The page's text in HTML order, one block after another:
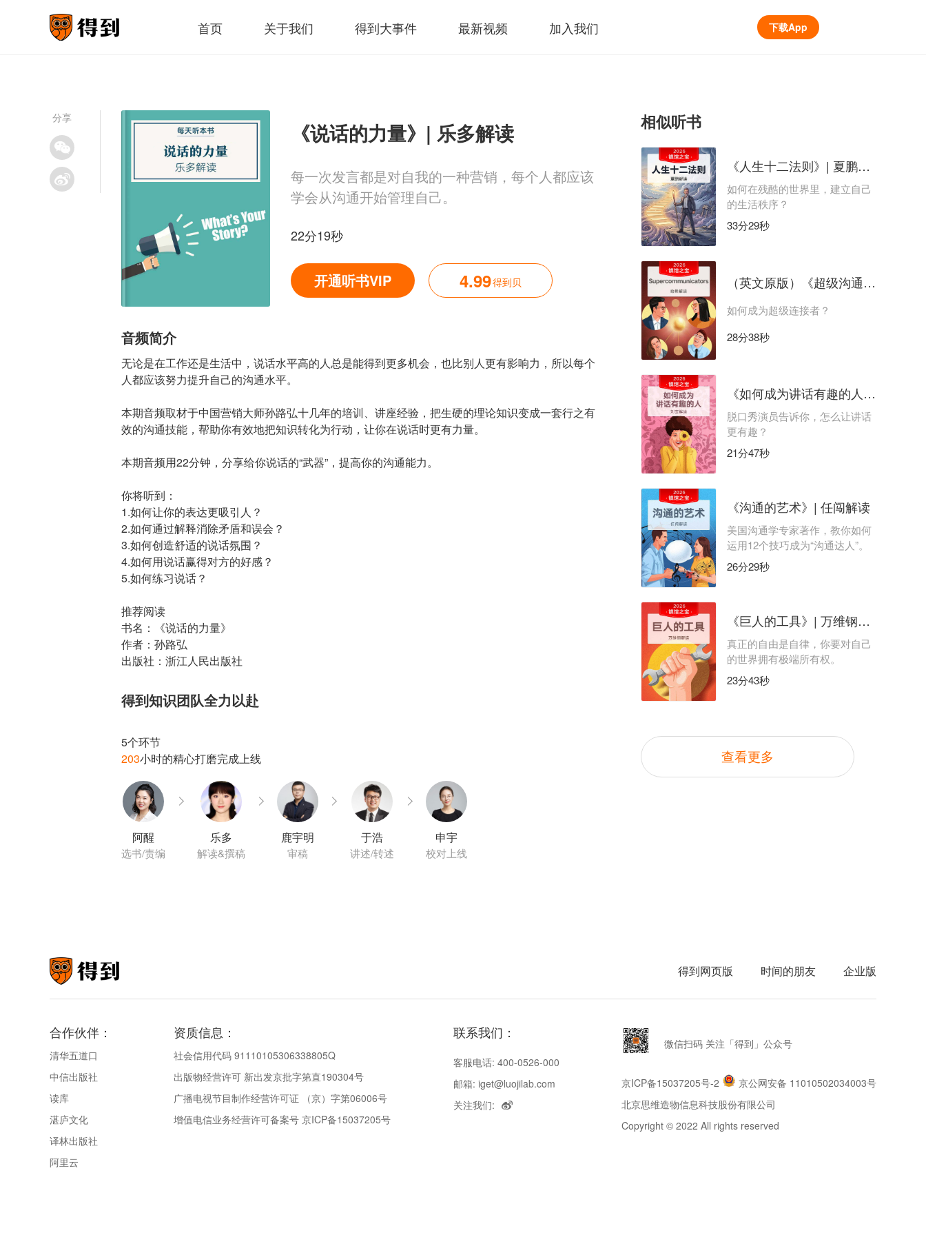
首页 关于我们 得到大事件 最新视频 加入我们 下载App
分享
《说话的力量》| 乐多解读
每一次发言都是对自我的一种营销，每个人都应该
学会从沟通开始管理自己。
22分19秒
开通听书VIP 4.99得到贝
音频简介
无论是在工作还是生活中，说话水平高的人总是能得到更多机会，也比别人更有影响力，所以每个
人都应该努力提升自己的沟通水平。
本期音频取材于中国营销大师孙路弘十几年的培训、讲座经验，把生硬的理论知识变成一套行之有
效的沟通技能，帮助你有效地把知识转化为行动，让你在说话时更有力量。
本期音频用22分钟，分享给你说话的“武器”，提高你的沟通能力。
你将听到：
1.如何让你的表达更吸引人？
2.如何通过解释消除矛盾和误会？
3.如何创造舒适的说话氛围？
4.如何用说话赢得对方的好感？
5.如何练习说话？
推荐阅读
书名：《说话的力量》
作者：孙路弘
出版社：浙江人民出版社
得到知识团队全力以赴
5个环节
203
小时的精心打磨完成上线
阿醒
选书/责编
乐多
解读&撰稿
鹿宇明
审稿
于浩
讲述/转述
申宇
校对上线
相似听书
《人生十二法则》| 夏鹏解读
如何在残酷的世界里，建立自己
的生活秩序？
33分29秒
（英文原版）《超级沟通者》｜哈希解读
如何成为超级连接者？
28分38秒
《如何成为讲话有趣的人》| 刘玄解读
脱口秀演员告诉你，怎么让讲话
更有趣？
21分47秒
《沟通的艺术》| 任闯解读
美国沟通学专家著作，教你如何
运用12个技巧成为“沟通达人”。
26分29秒
《巨人的工具》| 万维钢解读
真正的自由是自律，你要对自己
的世界拥有极端所有权。
23分43秒
查看更多
得到网页版 时间的朋友 企业版
合作伙伴：
清华五道口
中信出版社
读库
湛庐文化
译林出版社
阿里云
资质信息：
社会信用代码 91110105306338805Q
出版物经营许可 新出发京批字第直190304号
广播电视节目制作经营许可证 （京）字第06006号
增值电信业务经营许可备案号 京ICP备15037205号
联系我们：
客服电话: 400-0526-000
邮箱: iget@luojilab.com
关注我们:
微信扫码 关注「得到」公众号
京ICP备15037205号-2
京公网安备 11010502034003号
北京思维造物信息科技股份有限公司
Copyright © 2022 All rights reserved